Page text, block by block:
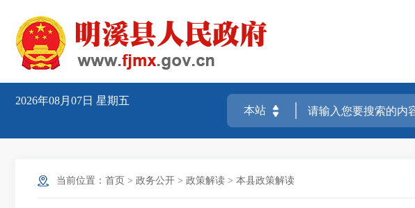
2026年08月07日 星期五
当前位置： 首页 > 政务公开 > 政策解读 > 本县政策解读